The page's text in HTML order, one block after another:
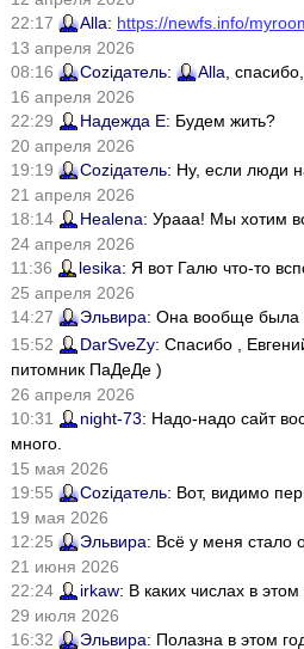
22:17
Alla: https://newfs.info/
13 апреля 2026
08:16
Соziдатель: Alla ,
16 апреля 2026
22:29
Надежда Е: Будем жить?
20 апреля 2026
19:19
Соziдатель: Ну, если люди
21 апреля 2026
18:14
Healena: Урааа! Мы хотим
24 апреля 2026
11:36
lesika: Я вот Галю что-то
25 апреля 2026
14:27
Эльвира: Она вообще была
15:52
DarSveZy: Спасибо ,
питомник ПаДеДе )
26 апреля 2026
10:31
night-73: Надо-надо сайт
много.
15 мая 2026
19:55
Соziдатель: Вот, видимо
19 мая 2026
12:25
Эльвира: Всё у меня стало
21 июня 2026
22:24
irkaw: В каких числах в
29 июля 2026
16:32
Эльвира: Полазна в этом